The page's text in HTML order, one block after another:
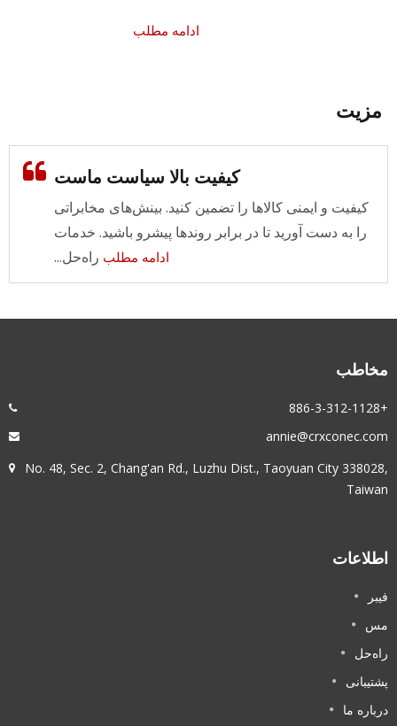
ادامه مطلب
مزیت
کیفیت بالا سیاست ماست
کیفیت و ایمنی کالاها را تضمین کنید. بینش‌های مخابراتی
را به دست آورید تا در برابر روندها پیشرو باشید. خدمات
راه‌حل... ادامه مطلب
مخاطب
+886-3-312-1128
annie@crxconec.com
No. 48, Sec. 2, Chang'an Rd., Luzhu Dist., Taoyuan City 338028,
Taiwan
اطلاعات
فیبر
مس
راه‌حل
پشتیبانی
درباره ما